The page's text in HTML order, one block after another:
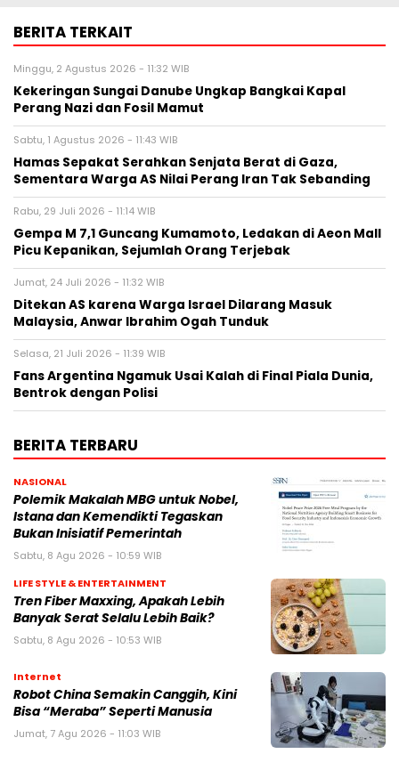
BERITA TERKAIT
Minggu, 2 Agustus 2026 - 11:32 WIB
Kekeringan Sungai Danube Ungkap Bangkai Kapal
Perang Nazi dan Fosil Mamut
Sabtu, 1 Agustus 2026 - 11:43 WIB
Hamas Sepakat Serahkan Senjata Berat di Gaza,
Sementara Warga AS Nilai Perang Iran Tak Sebanding
Rabu, 29 Juli 2026 - 11:14 WIB
Gempa M 7,1 Guncang Kumamoto, Ledakan di Aeon Mall
Picu Kepanikan, Sejumlah Orang Terjebak
Jumat, 24 Juli 2026 - 11:32 WIB
Ditekan AS karena Warga Israel Dilarang Masuk
Malaysia, Anwar Ibrahim Ogah Tunduk
Selasa, 21 Juli 2026 - 11:39 WIB
Fans Argentina Ngamuk Usai Kalah di Final Piala Dunia,
Bentrok dengan Polisi
BERITA TERBARU
NASIONAL
Polemik Makalah MBG untuk Nobel,
Istana dan Kemendikti Tegaskan
Bukan Inisiatif Pemerintah
Sabtu, 8 Agu 2026 - 10:59 WIB
LIFE STYLE & ENTERTAINMENT
Tren Fiber Maxxing, Apakah Lebih
Banyak Serat Selalu Lebih Baik?
Sabtu, 8 Agu 2026 - 10:53 WIB
Internet
Robot China Semakin Canggih, Kini
Bisa “Meraba” Seperti Manusia
Jumat, 7 Agu 2026 - 11:03 WIB